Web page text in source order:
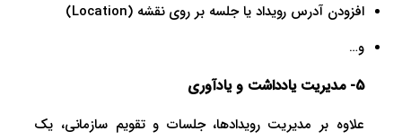
افزودن آدرس رویداد یا جلسه بر روی نقشه (Location)
و…
5- مدیریت یادداشت و یادآوری
علاوه بر مدیریت رویداد‌ها، جلسات و تقویم سازمانی، یک